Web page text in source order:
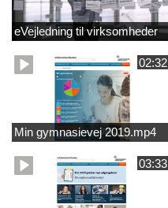
eVejledning til virksomheder
02:32
Min gymnasievej 2019.mp4
03:33